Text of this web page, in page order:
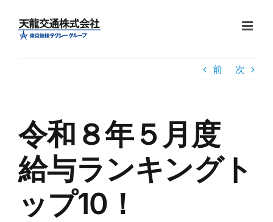
content
前 次
令和８年５月度
給与ランキングト
ップ10！